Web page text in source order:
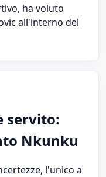
ha voluto
all'interno del
servito:
Nkunku
l'unico a